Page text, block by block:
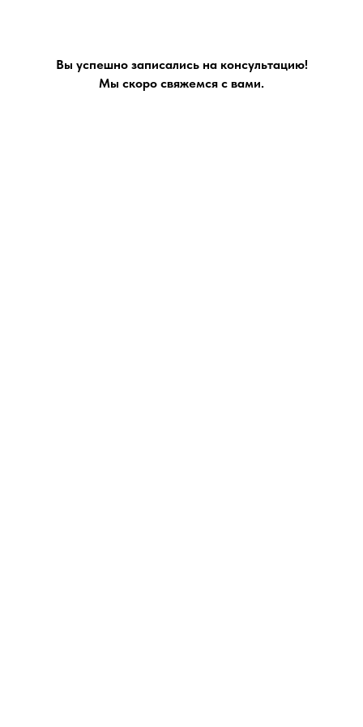
Вы успешно записались на консультацию!
Мы скоро свяжемся с вами.